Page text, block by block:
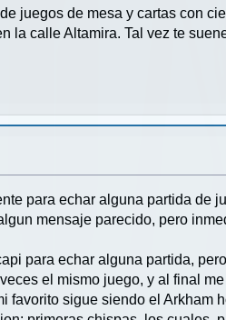
juegos de mesa y cartas con
la calle Altamira. Tal vez te
para echar alguna partida de
mensaje parecido, pero
para echar alguna partida,
el mismo juego, y al final
sigue siendo el Arkham